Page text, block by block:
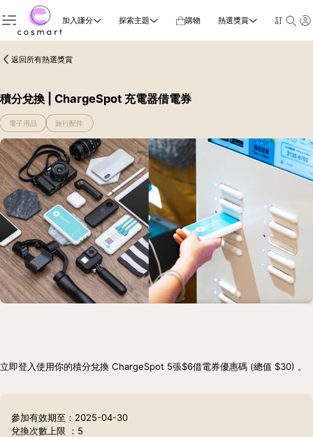
加入賺分 探索主題 購物 熱選獎賞 訂閱雜誌
返回所有熱選獎賞
積分兌換 | ChargeSpot 充電器借電券
電子用品 旅行配件
參加有效期至：2025-04-30
兌換次數上限
：5
立即登入使用你的積分兌換 ChargeSpot 5張$6借電券優惠碼 (總值 $30) 。